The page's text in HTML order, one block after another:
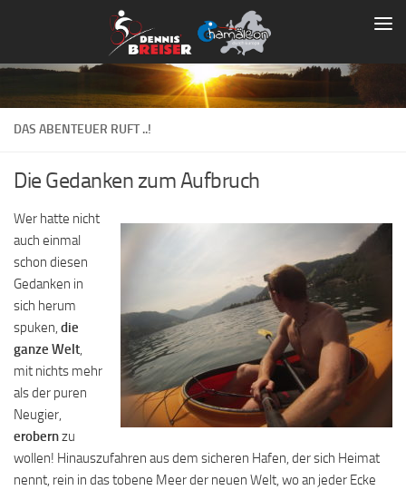
Zum Inhalt springen
DAS ABENTEUER RUFT ..!
Die Gedanken zum Aufbruch
Wer hatte nicht
auch einmal
schon diesen
Gedanken in
sich herum
spuken, die
ganze Welt,
mit nichts mehr
als der puren
Neugier,
erobernzu
wollen! Hinauszufahren aus dem sicheren Hafen, der sich Heimat
nennt, rein in das tobene Meer der neuen Welt, wo an jeder Ecke